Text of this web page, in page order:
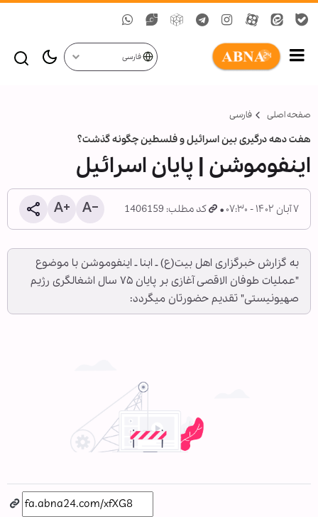
فارسی
صفحه اصلی فارسی
هفت دهه درگیری بین اسرائیل و فلسطین چگونه گذشت؟
اینفوموشن | پایان اسرائیل
۷ آبان ۱۴۰۲ - ۰۷:۳۰ کد مطلب: 1406159
به گزارش خبرگزاری اهل بیت(ع) ـ ابنا ـ اینفوموشن با موضوع
"عملیات طوفان الاقصی آغازی بر پایان ۷۵ سال اشغالگری رژیم
صهیونیستی" تقدیم حضورتان میگردد: